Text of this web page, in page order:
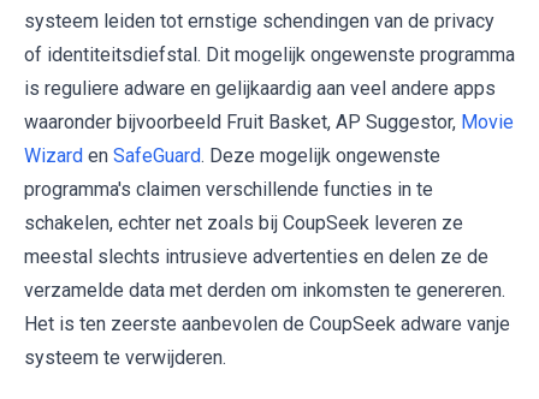
systeem leiden tot ernstige schendingen van de privacy
of identiteitsdiefstal. Dit mogelijk ongewenste programma
is reguliere adware en gelijkaardig aan veel andere apps
waaronder bijvoorbeeld Fruit Basket, AP Suggestor, Movie
Wizard en SafeGuard. Deze mogelijk ongewenste
programma's claimen verschillende functies in te
schakelen, echter net zoals bij CoupSeek leveren ze
meestal slechts intrusieve advertenties en delen ze de
verzamelde data met derden om inkomsten te genereren.
Het is ten zeerste aanbevolen de CoupSeek adware vanje
systeem te verwijderen.